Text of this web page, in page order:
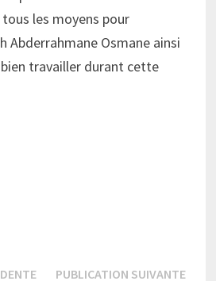
les moyens pour
Abderrahmane Osmane ainsi
travailler durant cette
Publication
PUBLICATION SUIVANTE